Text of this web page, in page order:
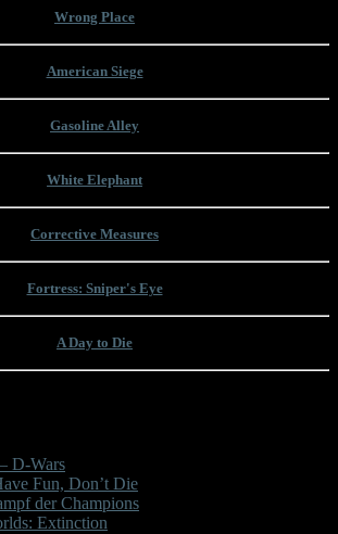
Wrong Place
American Siege
Gasoline Alley
White Elephant
Corrective Measures
Fortress: Sniper's Eye
A Day to Die
D-Wars
Fun, Don’t Die
der Champions
Extinction